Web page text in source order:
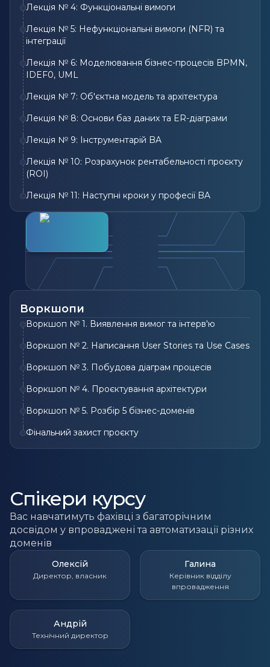
Лекція № 4: Функціональні вимоги
Лекція № 5: Нефункціональні вимоги (NFR) та
інтеграції
Лекція № 6: Моделювання бізнес-процесів BPMN,
IDEF0, UML
Лекція № 7: Об'єктна модель та архітектура
Лекція № 8: Основи баз даних та ER-діаграми
Лекція № 9: Інструментарій BA
Лекція № 10: Розрахунок рентабельності проєкту
(ROI)
Лекція № 11: Наступні кроки у професії BA
Воркшопи
Воркшоп № 1. Виявлення вимог та інтерв'ю
Воркшоп № 2. Написання User Stories та Use Cases
Воркшоп № 3. Побудова діаграм процесів
Воркшоп № 4. Проєктування архітектури
Воркшоп № 5. Розбір 5 бізнес-доменів
Фінальний захист проєкту
Спікери курсу
Вас навчатимуть фахівці з багаторічним
досвідом у впроваджені та автоматизації різних
доменів
Олексій
Директор, власник
Галина
Керівник відділу
впровадження
Андрій
Технічний директор